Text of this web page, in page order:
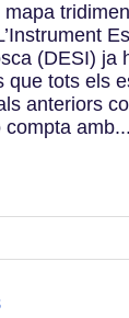
(DESI) ja
que tots els
anteriors
compta amb...